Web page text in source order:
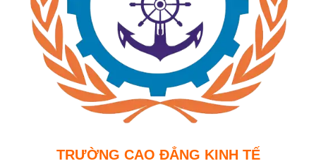
TRƯỜNG CAO ĐẲNG KINH TẾ